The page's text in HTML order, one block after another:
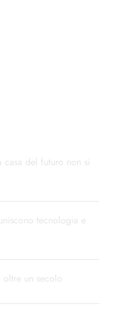
del futuro non si
tecnologia e
oltre un secolo